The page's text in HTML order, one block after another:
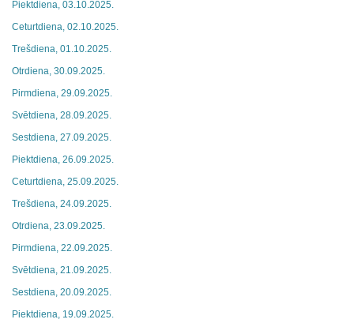
Piektdiena, 03.10.2025.
Ceturtdiena, 02.10.2025.
Trešdiena, 01.10.2025.
Otrdiena, 30.09.2025.
Pirmdiena, 29.09.2025.
Svētdiena, 28.09.2025.
Sestdiena, 27.09.2025.
Piektdiena, 26.09.2025.
Ceturtdiena, 25.09.2025.
Trešdiena, 24.09.2025.
Otrdiena, 23.09.2025.
Pirmdiena, 22.09.2025.
Svētdiena, 21.09.2025.
Sestdiena, 20.09.2025.
Piektdiena, 19.09.2025.